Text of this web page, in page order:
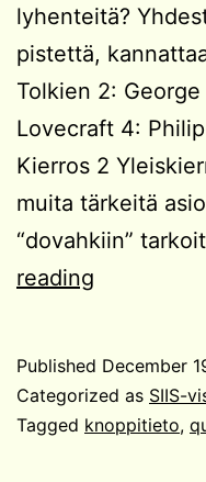
lyhenteitä?
pistettä,
Tolkien 2:
Lovecraft 4:
Kierros 2
muita tärkeitä
“dovahkiin”
reading
Published December
Categorized as SIIS-
Tagged knoppitieto,